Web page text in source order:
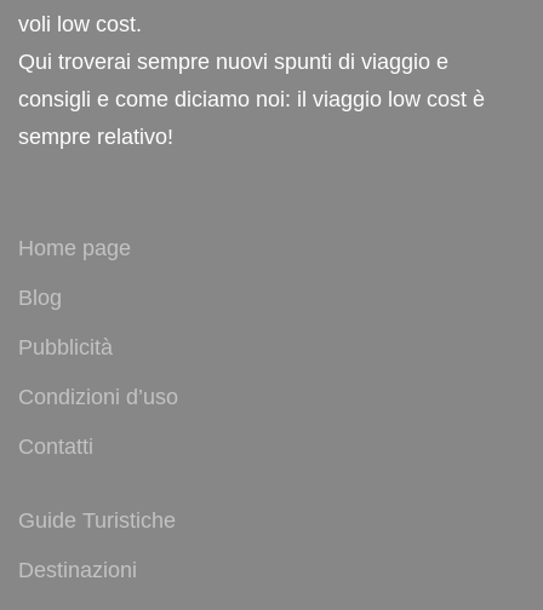
voli low cost.
Qui troverai sempre nuovi spunti di viaggio e
consigli e come diciamo noi: il viaggio low cost è
sempre relativo!
Home page
Blog
Pubblicità
Condizioni d’uso
Contatti
Guide Turistiche
Destinazioni